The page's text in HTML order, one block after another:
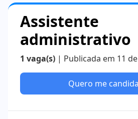
Assistente
administrativo
1 vaga(s) | Publicada em 11
Quero me